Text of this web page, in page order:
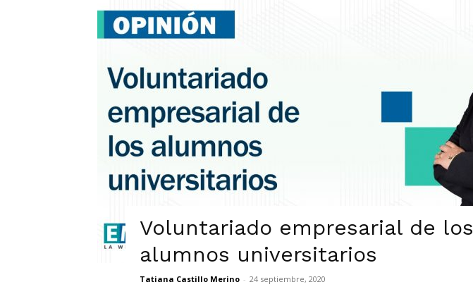
Voluntariado empresarial de los
alumnos universitarios
Tatiana Castillo Merino - 24 septiembre, 2020